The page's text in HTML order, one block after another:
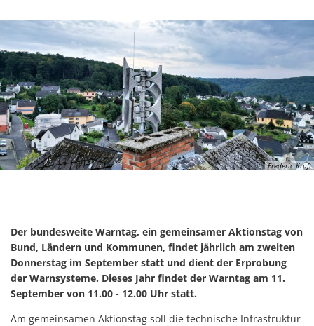
Frederic Kruft
Der bundesweite Warntag, ein gemeinsamer Aktionstag von
Bund, Ländern und Kommunen, findet jährlich am zweiten
Donnerstag im September statt und dient der Erprobung
der Warnsysteme. Dieses Jahr findet der Warntag am 11.
September von 11.00 - 12.00 Uhr statt.
Am gemeinsamen Aktionstag soll die technische Infrastruktur